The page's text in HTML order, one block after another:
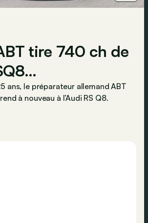
tire 740 ch de
ans, le préparateur allemand ABT
à nouveau à l’Audi RS Q8.